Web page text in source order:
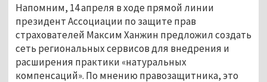
Напомним, 14 апреля в ходе прямой линии
президент Ассоциации по защите прав
страхователей Максим Ханжин предложил создать
сеть региональных сервисов для внедрения и
расширения практики «натуральных
компенсаций». По мнению правозащитника, это